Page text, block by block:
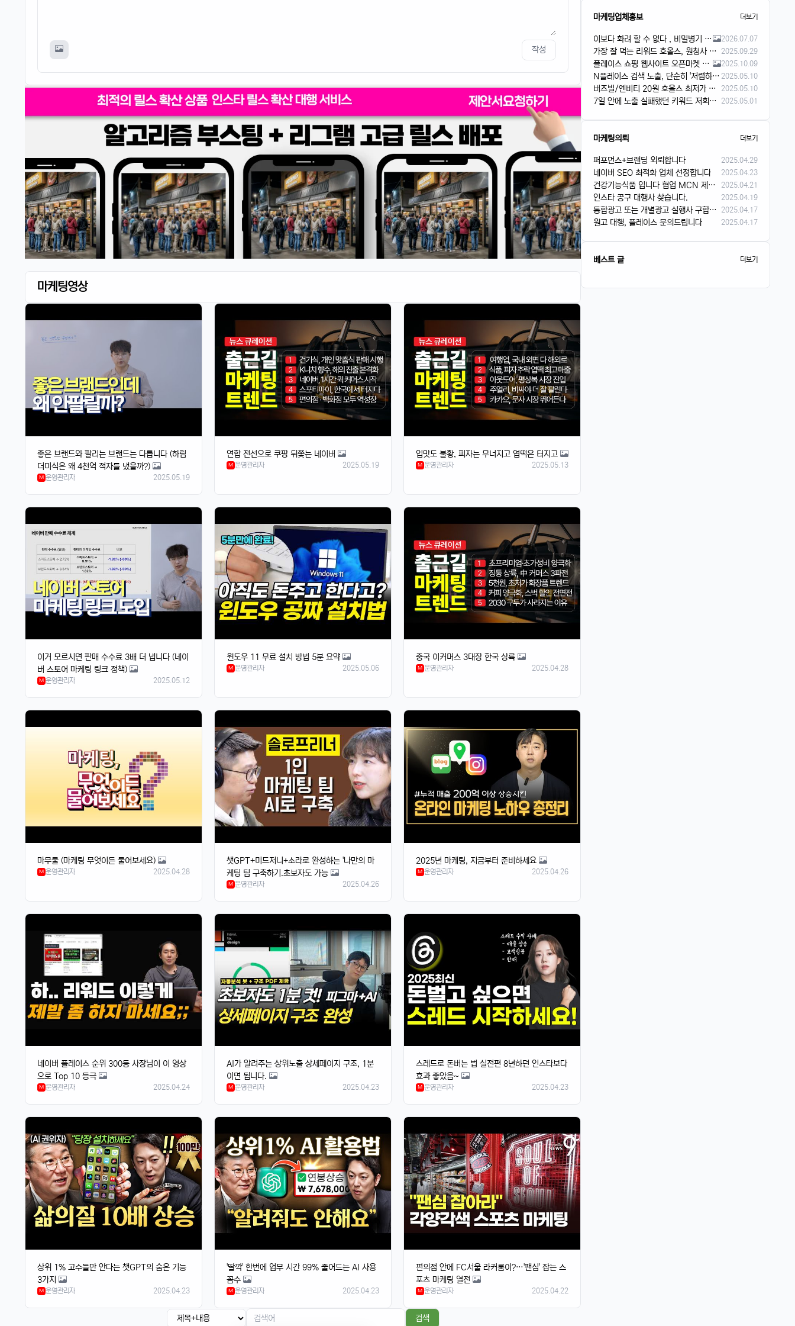
작성
마케팅영상
좋은 브랜드와 팔리는 브랜드는 다릅니다 (하림
더미식은 왜 4천억 적자를 냈을까?)
M 운영관리자 2025.05.19
연합 전선으로 쿠팡 뒤쫓는 네이버
M 운영관리자 2025.05.19
입맛도 불황, 피자는 무너지고 엽떡은 터지고
M 운영관리자 2025.05.13
이거 모르시면 판매 수수료 3배 더 냅니다 (네이
버 스토어 마케팅 링크 정책)
M 운영관리자 2025.05.12
윈도우 11 무료 설치 방법 5분 요약
M 운영관리자 2025.05.06
중국 이커머스 3대장 한국 상륙
M 운영관리자 2025.04.28
마무물 (마케팅 무엇이든 물어보세요)
M 운영관리자 2025.04.28
챗GPT+미드저니+소라로 완성하는 '나만의 마
케팅 팀 구축하기.초보자도 가능
M 운영관리자 2025.04.26
2025년 마케팅, 지금부터 준비하세요
M 운영관리자 2025.04.26
네이버 플레이스 순위 300등 사장님이 이 영상
으로 Top 10 등극
M 운영관리자 2025.04.24
AI가 알려주는 상위노출 상세페이지 구조, 1분
이면 됩니다.
M 운영관리자 2025.04.23
스레드로 돈버는 법 실전편 8년하던 인스타보다
효과 좋았음~
M 운영관리자 2025.04.23
상위 1% 고수들만 안다는 챗GPT의 숨은 기능
3가지
M 운영관리자 2025.04.23
'딸깍' 한번에 업무 시간 99% 줄어드는 AI 사용
꼼수
M 운영관리자 2025.04.23
편의점 안에 FC서울 라커룸이?…'팬심' 잡는 스
포츠 마케팅 열전
M 운영관리자 2025.04.22
검색
마케팅업체홍보 더보기
이보다 화려 할 수 없다 , 비밀병기 장착 리워드 2026.07.07
가장 잘 먹는 리워드 호올스, 원청사 가격으로 진행해요! 2025.09.29
플레이스 쇼핑 웹사이트 오픈마켓 슬롯 리워드 입니다 2025.10.09
N플레이스 검색 노출, 단순히 '저렴하게'만 하시겠어요? 2025.05.10
버즈빌/엔비티 20원 호올스 최저가 문의주세요 2025.05.10
7일 안에 노출 실패했던 키워드 저희가 해결합니다 2025.05.01
마케팅의뢰 더보기
퍼포먼스+브랜딩 외뢰합니다 2025.04.29
네이버 SEO 최적화 업체 선정합니다 2025.04.23
건강기능식품 입니다 협업 MCN 제안 해주셨으면 합니다 2025.04.21
인스타 공구 대행사 찾습니다. 2025.04.19
통합광고 또는 개별광고 실행사 구합니다. 2025.04.17
원고 대행, 플레이스 문의드립니다 2025.04.17
베스트 글 더보기